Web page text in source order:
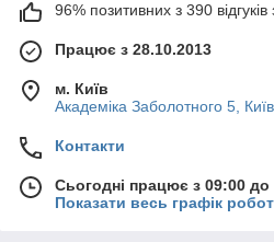
96% позитивних з 390 відгуків
Працює з 28.10.2013
м. Київ
Академіка Заболотного 5,
Контакти
Сьогодні працює з 09:00 до
Показати весь графік